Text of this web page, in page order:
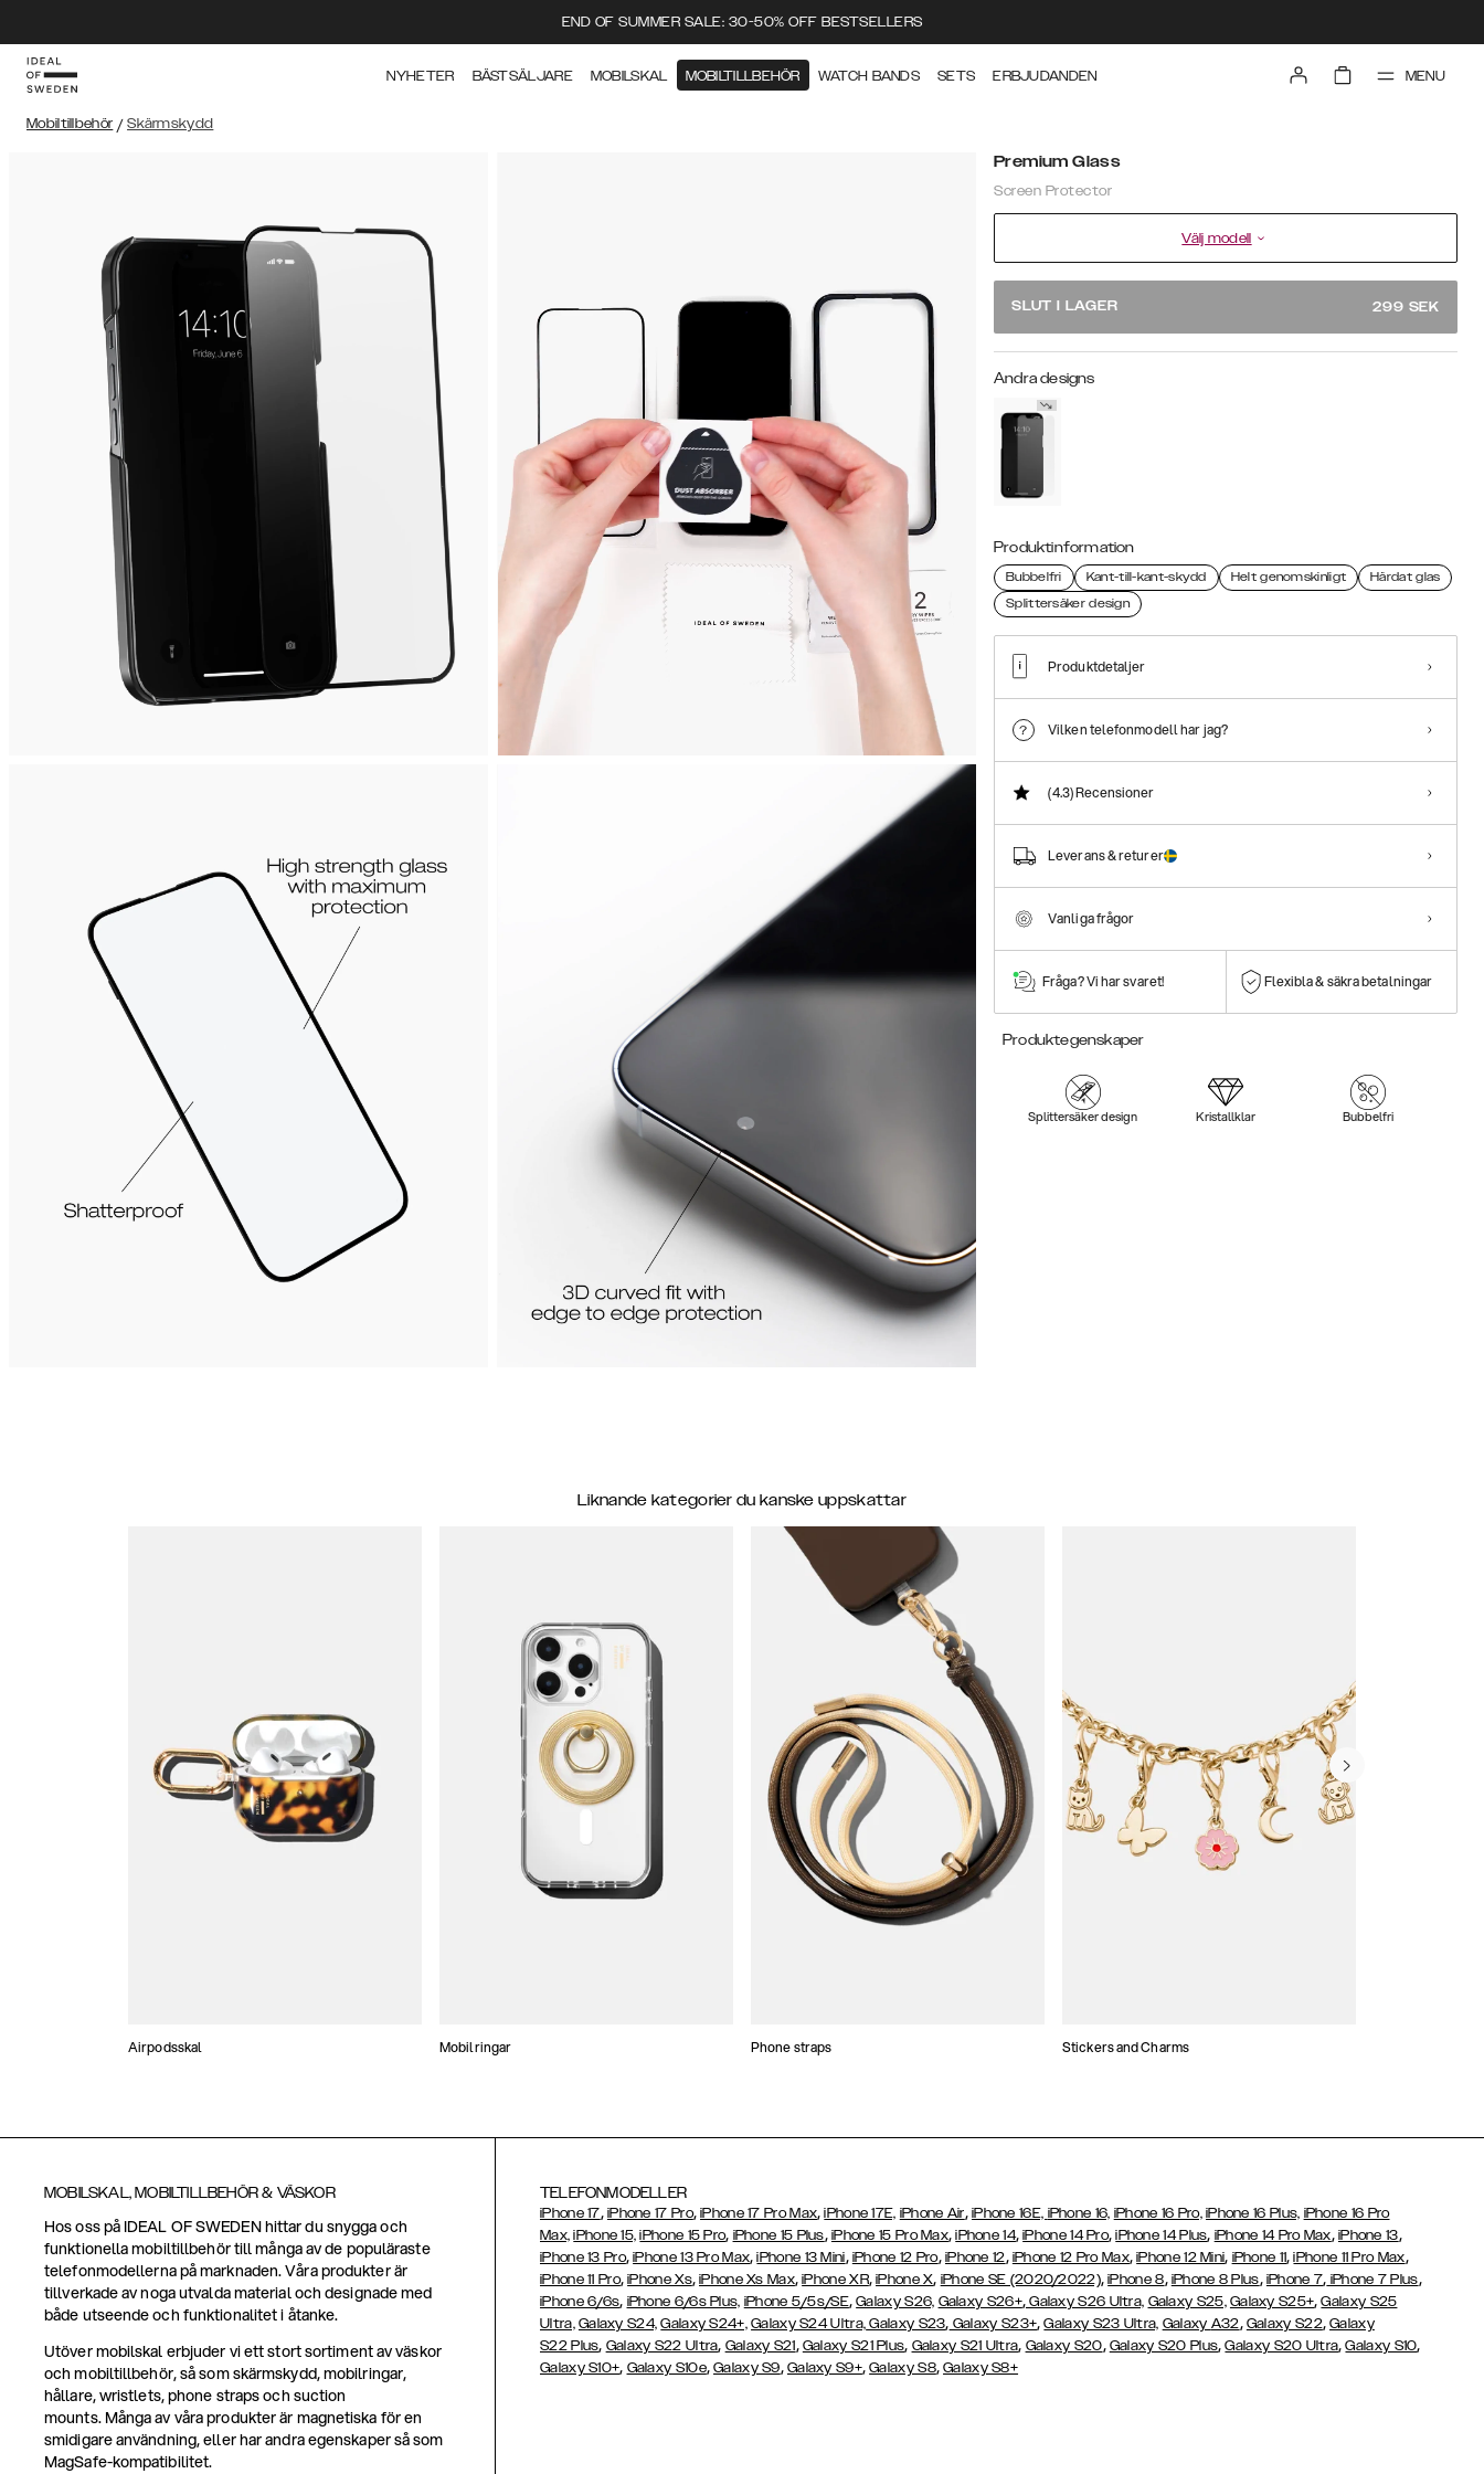
END OF SUMMER SALE: 30-50% OFF BESTSELLERS
NYHETER BÄSTSÄLJARE MOBILSKAL MOBILTILLBEHÖR WATCH BANDS SETS ERBJUDANDEN MENU
Mobiltillbehör / Skärmskydd
Premium Glass
Screen Protector
Välj modell
SLUT I LAGER 299 SEK
Andra designs
Produktinformation
Bubbelfri Kant-till-kant-skydd Helt genomskinligt
Härdat glas
Splittersäker design
Produktdetaljer
Vilken telefonmodell har jag?
(4.3)Recensioner
Leverans & returer
Vanliga frågor
Fråga? Vi har svaret! Flexibla & säkra betalningar
Produktegenskaper
Splittersäker design Kristallklar Bubbelfri
Liknande kategorier du kanske uppskattar
Airpodsskal Mobilringar Phone straps Stickers and Charms
MOBILSKAL, MOBILTILLBEHÖR & VÄSKOR
Hos oss på IDEAL OF SWEDEN hittar du snygga och
funktionella mobiltillbehör till många av de populäraste
telefonmodellerna på marknaden. Våra produkter är
tillverkade av noga utvalda material och designade med
både utseende och funktionalitet i åtanke.
Utöver mobilskal erbjuder vi ett stort sortiment av väskor
och mobiltillbehör, så som skärmskydd, mobilringar,
hållare, wristlets, phone straps och suction
mounts. Många av våra produkter är magnetiska för en
smidigare användning, eller har andra egenskaper så som
MagSafe-kompatibilitet.
TELEFONMODELLER
iPhone 17, iPhone 17 Pro,iPhone 17 Pro Max,iPhone 17E, iPhone Air, iPhone 16E, iPhone 16, iPhone 16 Pro, iPhone 16 Plus, iPhone 16 Pro
Max, iPhone 15, iPhone 15 Pro, iPhone 15 Plus, iPhone 15 Pro Max,iPhone 14,iPhone 14 Pro,iPhone 14 Plus, iPhone 14 Pro Max, iPhone 13,
iPhone 13 Pro,iPhone 13 Pro Max,iPhone 13 Mini, iPhone 12 Pro, iPhone 12, iPhone 12 Pro Max,iPhone 12 Mini, iPhone 11,iPhone 11 Pro Max,
iPhone 11 Pro,iPhone Xs,iPhone Xs Max,iPhone XR,iPhone X, iPhone SE (2020/2022),iPhone 8, iPhone 8 Plus, iPhone 7, iPhone 7 Plus,
iPhone 6/6s, iPhone 6/6s Plus, iPhone 5/5s/SE,Galaxy S26, Galaxy S26+,Galaxy S26 Ultra, Galaxy S25, Galaxy S25+,Galaxy S25
Ultra, Galaxy S24, Galaxy S24+, Galaxy S24 Ultra, Galaxy S23, Galaxy S23+,Galaxy S23 Ultra, Galaxy A32, Galaxy S22,Galaxy
S22 Plus, Galaxy S22 Ultra, Galaxy S21, Galaxy S21 Plus, Galaxy S21 Ultra, Galaxy S20, Galaxy S20 Plus,Galaxy S20 Ultra,Galaxy S10,
Galaxy S10+, Galaxy S10e,Galaxy S9, Galaxy S9+,Galaxy S8,Galaxy S8+